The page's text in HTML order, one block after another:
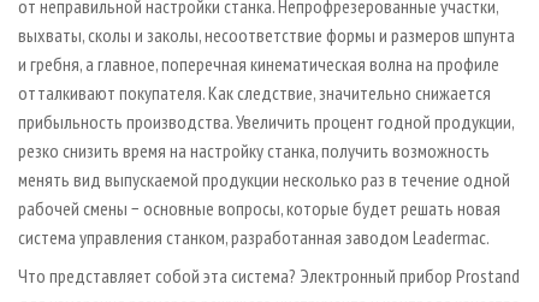
от неправильной настройки станка. Непрофрезерованные участки,
выхваты, сколы и заколы, несоответствие формы и размеров шпунта
и гребня, а главное, поперечная кинематическая волна на профиле
отталкивают покупателя. Как следствие, значительно снижается
прибыльность производства. Увеличить процент годной продукции,
резко снизить время на настройку станка, получить возможность
менять вид выпускаемой продукции несколько раз в течение одной
рабочей смены − основные вопросы, которые будет решать новая
система управления станком, разработанная заводом Leadermac.
Что представляет собой эта система? Электронный прибор Prostand